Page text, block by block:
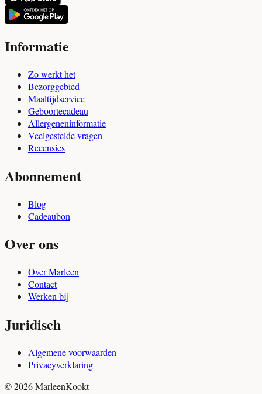
Informatie
Zo werkt het
Bezorggebied
Maaltijdservice
Geboortecadeau
Allergeneninformatie
Veelgestelde vragen
Recensies
Abonnement
Blog
Cadeaubon
Over ons
Over Marleen
Contact
Werken bij
Juridisch
Algemene voorwaarden
Privacyverklaring
© 2026 MarleenKookt